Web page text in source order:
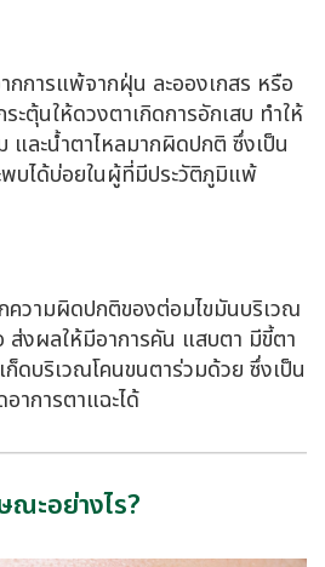
กการแพ้จากฝุ่น ละอองเกสร หรือ
ตุ้นให้ดวงตาเกิดการอักเสบ ทำให้
และน้ำตาไหลมากผิดปกติ ซึ่งเป็น
พบได้บ่อยในผู้ที่มีประวัติภูมิแพ้
ความผิดปกติของต่อมไขมันบริเวณ
ส่งผลให้มีอาการคัน แสบตา มีขี้ตา
ก็ดบริเวณโคนขนตาร่วมด้วย ซึ่งเป็น
าการตาแฉะได้
ะอย่างไร?